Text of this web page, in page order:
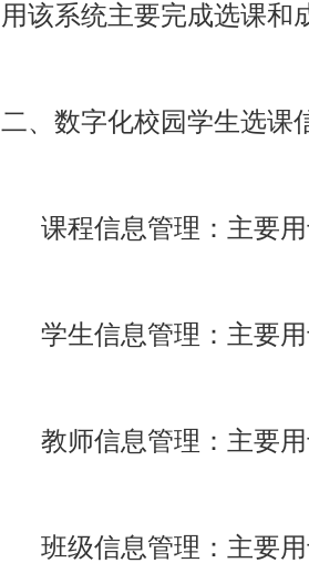
用该系统主要完成选课和
二、数字化校园学生选课
课程信息管理：主要用
学生信息管理：主要用
教师信息管理：主要用
班级信息管理：主要用